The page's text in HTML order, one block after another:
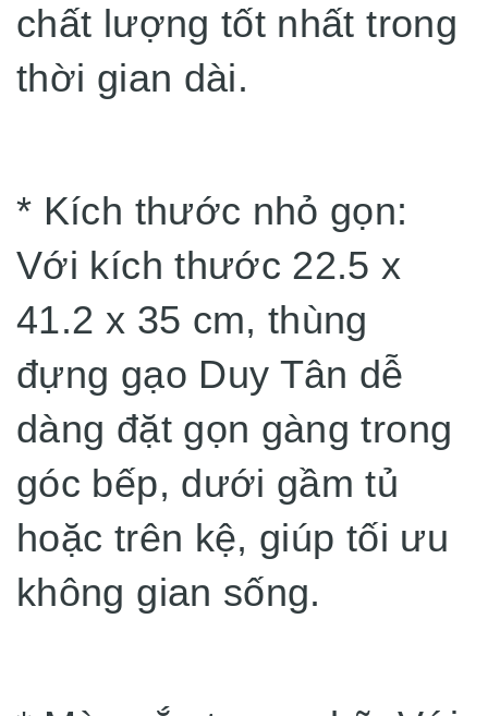
chất lượng tốt nhất trong
thời gian dài.
* Kích thước nhỏ gọn:
Với kích thước 22.5 x
41.2 x 35 cm, thùng
đựng gạo Duy Tân dễ
dàng đặt gọn gàng trong
góc bếp, dưới gầm tủ
hoặc trên kệ, giúp tối ưu
không gian sống.